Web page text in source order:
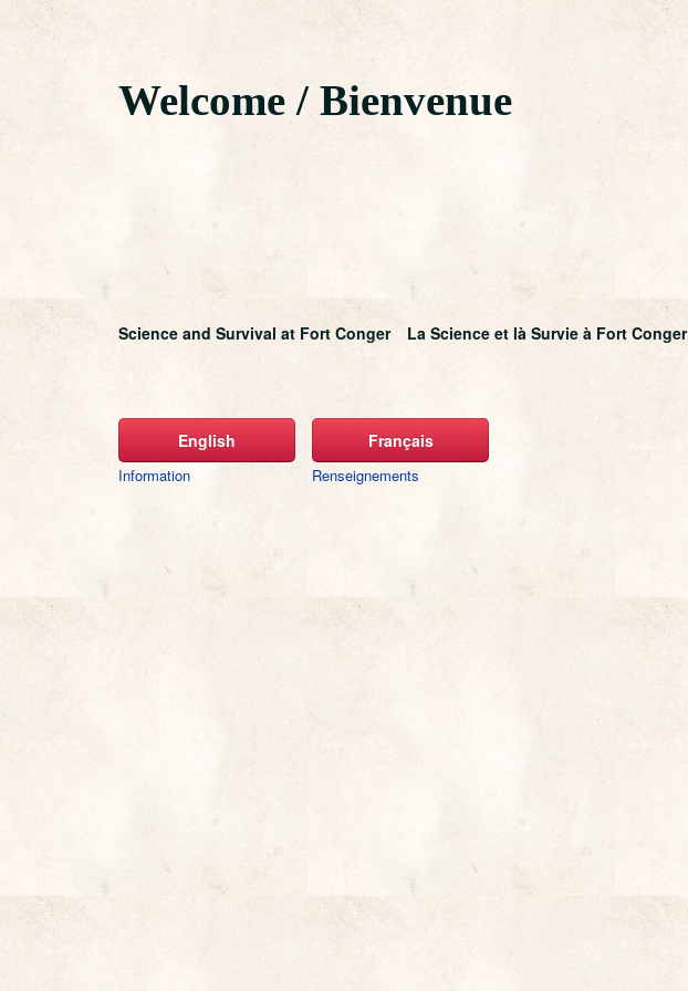
Welcome / Bienvenue
Science and Survival at Fort Conger La Science et là Survie à Fort Conger
English
Information
Français
Renseignements